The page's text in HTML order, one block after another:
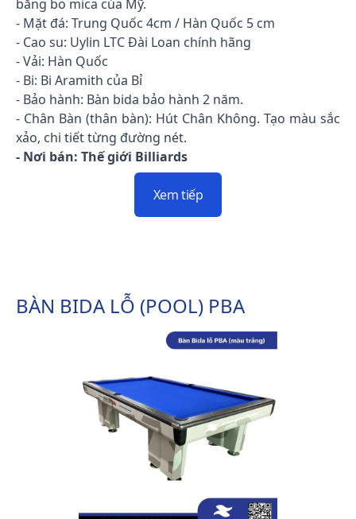
băng bo mica của Mỹ.
- Mặt đá: Trung Quốc 4cm / Hàn Quốc 5 cm
- Cao su: Uylin LTC Đài Loan chính hãng
- Vải: Hàn Quốc
- Bi: Bi Aramith của Bỉ
- Bảo hành: Bàn bida bảo hành 2 năm.
- Chân Bàn (thân bàn): Hút Chân Không. Tạo màu sắc
xảo, chi tiết từng đường nét.
- Nơi bán: Thế giới Billiards
Xem tiếp
BÀN BIDA LỖ (POOL) PBA